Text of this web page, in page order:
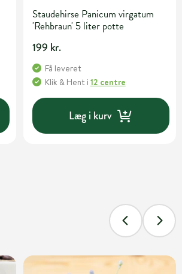
Staudehirse Panicum virgatum
'Rehbraun' 5 liter potte
199 kr.
Få leveret
Klik & Hent i 12 centre
Læg i kurv